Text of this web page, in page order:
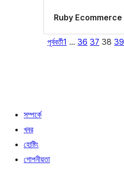
Ruby Ecommerce
পূর্ববর্তী1 … 36 37 38 39
সম্পর্কে
খবর
হোষ্টিং
গোপনীয়তা